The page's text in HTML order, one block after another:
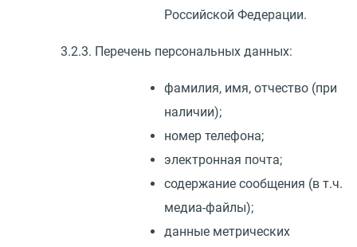
Российской Федерации.
3.2.3. Перечень персональных данных:
фамилия, имя, отчество (при
наличии);
номер телефона;
электронная почта;
содержание сообщения (в т.ч.
медиа-файлы);
данные метрических